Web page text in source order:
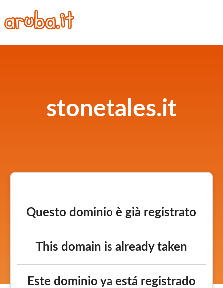
stonetales.it
Questo dominio è già registrato
This domain is already taken
Este dominio ya está registrado